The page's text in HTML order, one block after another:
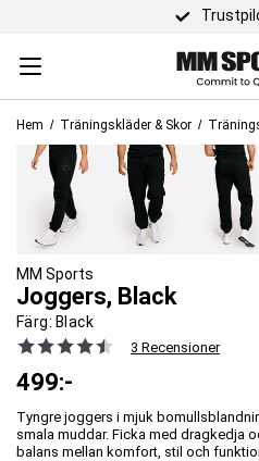
Hem Träningskläder & Skor
MM Sports
Joggers, Black
Färg: Black
3 Recensioner
499:-
Tyngre joggers i mjuk
smala muddar. Ficka med dragkedja
balans mellan komfort, stil och